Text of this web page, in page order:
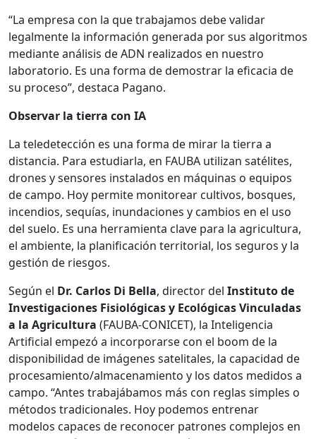
“La empresa con la que trabajamos debe validar
legalmente la información generada por sus algoritmos
mediante análisis de ADN realizados en nuestro
laboratorio. Es una forma de demostrar la eficacia de
su proceso”, destaca Pagano.
Observar la tierra con IA
La teledetección es una forma de mirar la tierra a
distancia. Para estudiarla, en FAUBA utilizan satélites,
drones y sensores instalados en máquinas o equipos
de campo. Hoy permite monitorear cultivos, bosques,
incendios, sequías, inundaciones y cambios en el uso
del suelo. Es una herramienta clave para la agricultura,
el ambiente, la planificación territorial, los seguros y la
gestión de riesgos.
Según el Dr. Carlos Di Bella, director del Instituto de
Investigaciones Fisiológicas y Ecológicas Vinculadas
a la Agricultura (FAUBA-CONICET), la Inteligencia
Artificial empezó a incorporarse con el boom de la
disponibilidad de imágenes satelitales, la capacidad de
procesamiento/almacenamiento y los datos medidos a
campo. “Antes trabajábamos más con reglas simples o
métodos tradicionales. Hoy podemos entrenar
modelos capaces de reconocer patrones complejos en